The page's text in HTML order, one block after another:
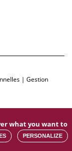
| Gestion
what you want to
PERSONALIZE